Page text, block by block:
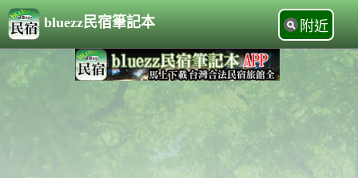
bluezz民宿筆記本 附近